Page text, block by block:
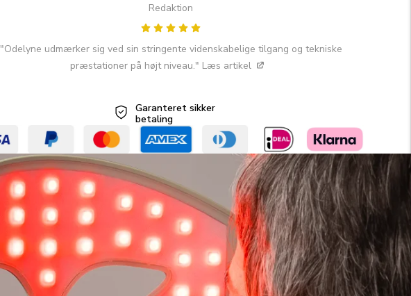
"Odelyne udmærker sig ved sin stringente videnskabelige tilgang og tekniske
præstationer på højt niveau." Læs artikel
Redaktion
Garanteret sikker
betaling